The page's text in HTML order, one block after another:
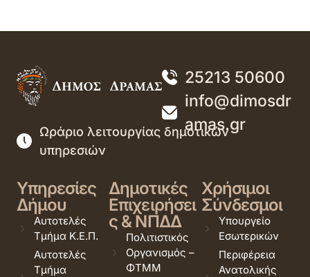
25213 50600
info@dimosdr
amas.gr
Ωράριο λειτουργίας δημοτικών
υπηρεσιών
Υπηρεσίες
Δήμου
Αυτοτελές
Τμήμα Κ.Ε.Π.
Αυτοτελές
Τμήμα
Δημοτικές
Επιχειρήσει
ς & ΝΠΔΔ
Πολιτιστικός
Οργανισμός –
ΦΤΜΜ
Χρήσιμοι
Σύνδεσμοι
Υπουργείο
Εσωτερικών
Περιφέρεια
Ανατολικής